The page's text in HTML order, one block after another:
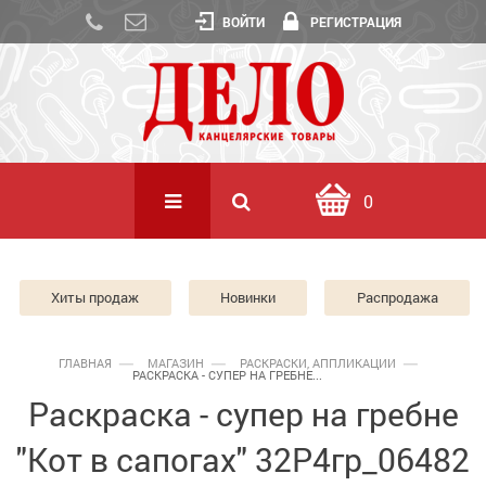
ВОЙТИ РЕГИСТРАЦИЯ
0
Хиты продаж Новинки Распродажа
ГЛАВНАЯ МАГАЗИН РАСКРАСКИ, АППЛИКАЦИИ
РАСКРАСКА - СУПЕР НА ГРЕБНЕ...
Раскраска - супер на гребне
"Кот в сапогах" 32Р4гр_06482